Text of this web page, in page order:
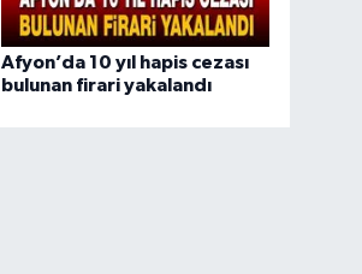
Afyon’da 10 yıl hapis cezası
bulunan firari yakalandı